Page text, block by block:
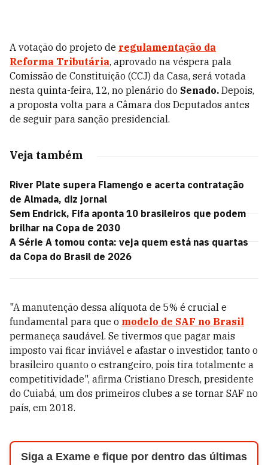
A votação do projeto de regulamentação da
Reforma Tributária, aprovado na véspera pala
Comissão de Constituição (CCJ) da Casa, será votada
nesta quinta-feira, 12, no plenário do Senado. Depois,
a proposta volta para a Câmara dos Deputados antes
de seguir para sanção presidencial.
Veja também
River Plate supera Flamengo e acerta contratação
de Almada, diz jornal
Sem Endrick, Fifa aponta 10 brasileiros que podem
brilhar na Copa de 2030
A Série A tomou conta: veja quem está nas quartas
da Copa do Brasil de 2026
"A manutenção dessa alíquota de 5% é crucial e
fundamental para que o modelo de SAF no Brasil
permaneça saudável. Se tivermos que pagar mais
imposto vai ficar inviável e afastar o investidor, tanto o
brasileiro quanto o estrangeiro, pois tira totalmente a
competitividade", afirma Cristiano Dresch, presidente
do Cuiabá, um dos primeiros clubes a se tornar SAF no
país, em 2018.
Siga a Exame e fique por dentro das últimas